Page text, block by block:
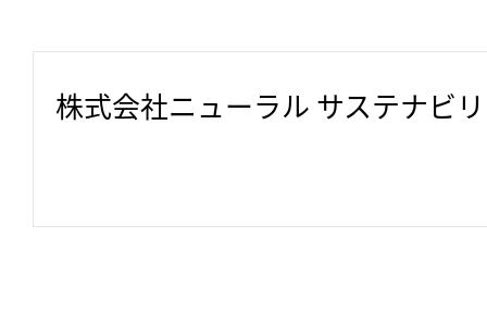
株式会社ニューラル サステナビ